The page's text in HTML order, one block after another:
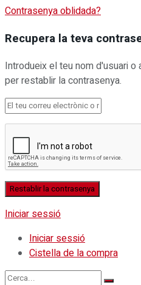
Contrasenya oblidada?
Recupera la teva
Introdueix el teu nom d'usuari
per restablir la contrasenya.
Iniciar sessió
Iniciar sessió
Cistella de la compra